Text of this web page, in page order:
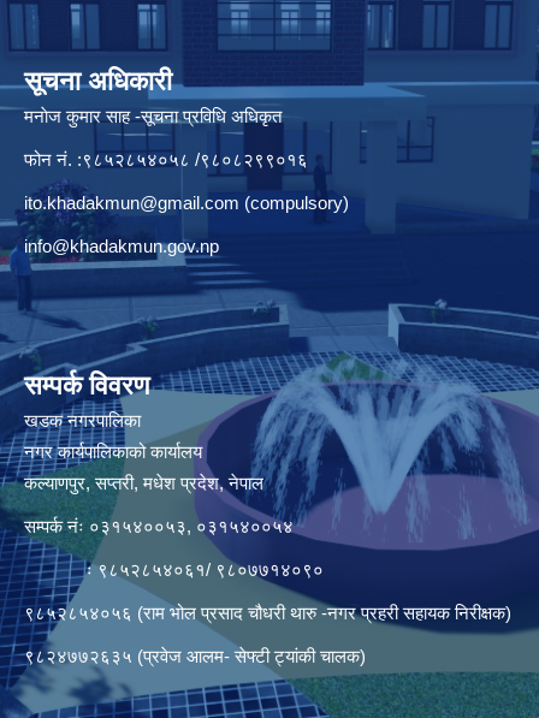
सूचना अधिकारी
मनाेज कुमार साह -सूचना प्रविधि अधिकृत
फोन नं. :९८५२८५४०५८ /९८०८२९९०१६
ito.khadakmun@gmail.com (compulsory)
info@khadakmun.gov.np
सम्पर्क विवरण
खडक नगरपालिका
नगर कार्यपालिकाको कार्यालय
कल्याणपुर, सप्तरी, मधेश प्रदेश, नेपाल
सम्पर्क नंः ०३१५४००५३, ०३१५४००५४
ः ९८५२८५४०६१/ ९८०७७१४०९०
९८५२८५४०५६ (राम भोल प्रसाद चौधरी थारु -नगर प्रहरी सहायक निरीक्षक)
९८२४७७२६३५ (प्रवेज आलम- सेफ्टी ट्यांकी चालक)